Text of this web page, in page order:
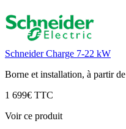
Schneider Charge 7-22 kW
Borne et installation, à partir de
1 699€ TTC
Voir ce produit